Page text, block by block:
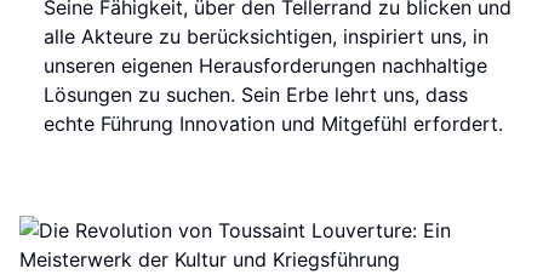
Seine Fähigkeit, über den Tellerrand zu blicken und
alle Akteure zu berücksichtigen, inspiriert uns, in
unseren eigenen Herausforderungen nachhaltige
Lösungen zu suchen. Sein Erbe lehrt uns, dass
echte Führung Innovation und Mitgefühl erfordert.